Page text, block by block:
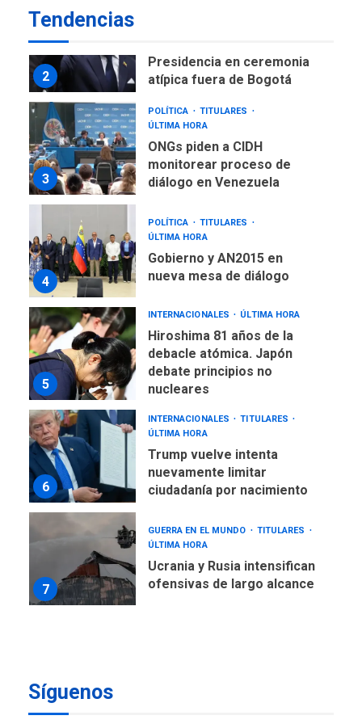
Tendencias
3
monitorear proceso de
diálogo en Venezuela
4
POLÍTICA
TITULARES
ÚLTIMA HORA
Gobierno y AN2015 en
nueva mesa de diálogo
5
Hiroshima 81 años de la
debate principios no
nucleares
6
INTERNACIONALES
TITULARES
Trump vuelve intenta
nuevamente limitar
ciudadanía por nacimiento
7
GUERRA EN EL MUNDO
TITULARES
ÚLTIMA HORA
Ucrania y Rusia intensifican
ofensivas de largo alcance
1
ÚLTIMA HORA
Instalan carpas metálicas
como terminales
temporales en Aeropuerto
2
Síguenos